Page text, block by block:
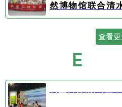
然博物馆联合清
顺...
查看
E